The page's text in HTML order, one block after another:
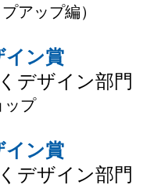
アップ編）
ン賞
デザイン部門
ップ
ン賞
デザイン部門